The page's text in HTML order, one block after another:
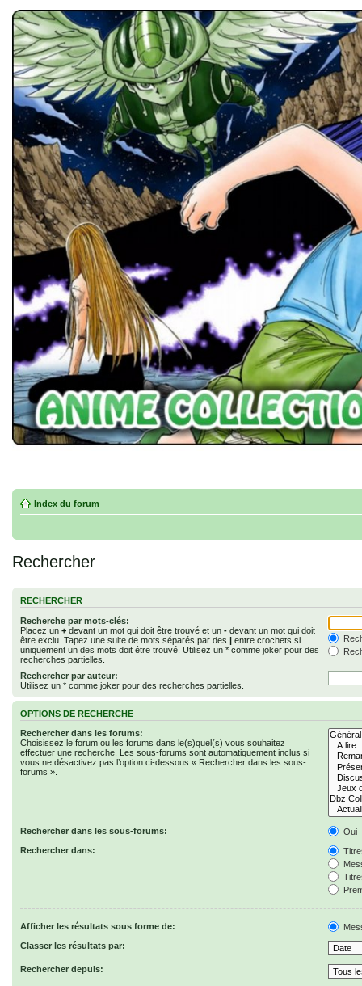
Index du forum
Rechercher
RECHERCHER
Recherche par mots-clés:
Placez un + devant un mot qui doit être trouvé et un - devant un mot qui doit
être exclu. Tapez une suite de mots séparés par des | entre crochets si
uniquement un des mots doit être trouvé. Utilisez un * comme joker pour des
recherches partielles.
Rechercher par auteur:
Utilisez un * comme joker pour des recherches partielles.
OPTIONS DE RECHERCHE
Rechercher dans les forums:
Choisissez le forum ou les forums dans le(s)quel(s) vous souhaitez
effectuer une recherche. Les sous-forums sont automatiquement inclus si
vous ne désactivez pas l’option ci-dessous « Rechercher dans les sous-
forums ».
Rechercher dans les sous-forums:
Oui
Rechercher dans:
Afficher les résultats sous forme de:
Classer les résultats par:
Rechercher depuis: